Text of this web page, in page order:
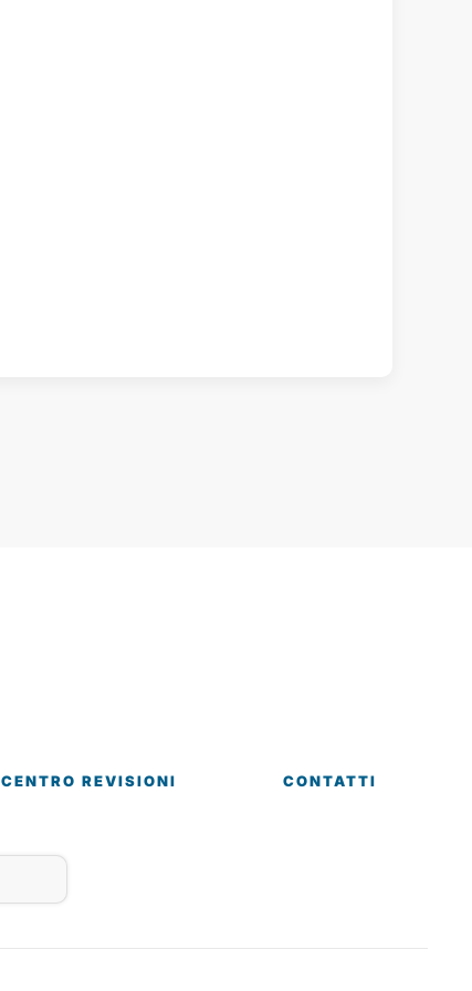
CENTRO REVISIONI CONTATTI